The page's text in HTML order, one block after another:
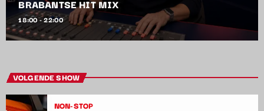
BRABANTSE HIT MIX
18:00 - 22:00
VOLGENDE SHOW
NON-STOP